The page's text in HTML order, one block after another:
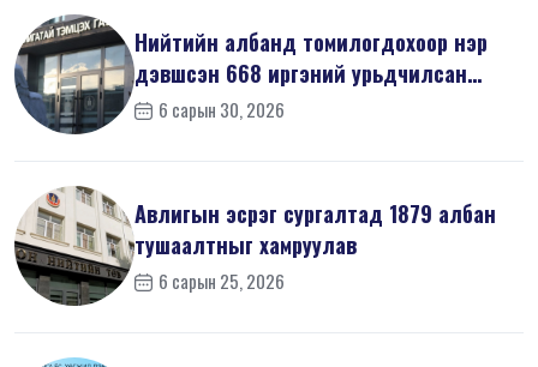
Нийтийн албанд томилогдохоор нэр
дэвшсэн 668 иргэний урьдчилсан
мэдүүл...
6 сарын 30, 2026
Авлигын эсрэг сургалтад 1879 албан
тушаалтныг хамруулав
6 сарын 25, 2026